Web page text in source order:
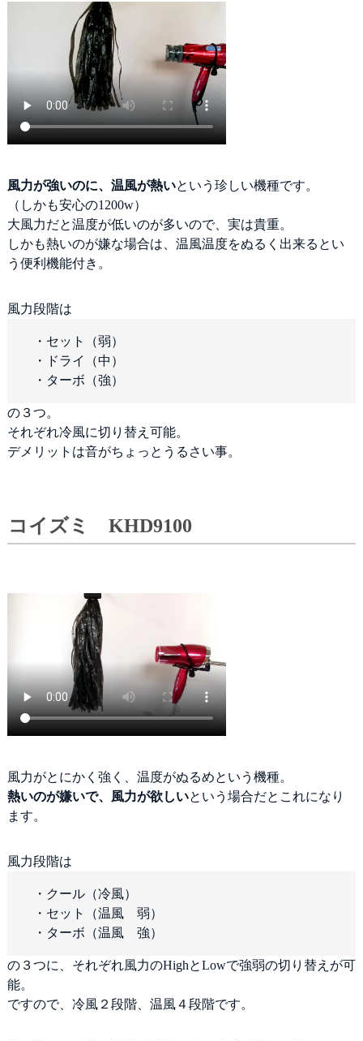
風力が強いのに、温風が熱いという珍しい機種です。
（しかも安心の1200w）
大風力だと温度が低いのが多いので、実は貴重。
しかも熱いのが嫌な場合は、温風温度をぬるく出来るとい
う便利機能付き。
風力段階は
・セット（弱）
・ドライ（中）
・ターボ（強）
の３つ。
それぞれ冷風に切り替え可能。
デメリットは音がちょっとうるさい事。
コイズミ KHD9100
風力がとにかく強く、温度がぬるめという機種。
熱いのが嫌いで、風力が欲しいという場合だとこれになり
ます。
風力段階は
・クール（冷風）
・セット（温風 弱）
・ターボ（温風 強）
の３つに、それぞれ風力のHighとLowで強弱の切り替えが可
能。
ですので、冷風２段階、温風４段階です。